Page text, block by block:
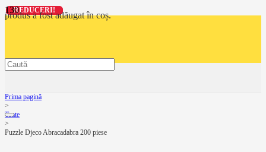
produsa fost adăugat în coș.
Prima pagină
>
Toate
>
Puzzle Djeco Abracadabra 200 piese
REDUCERI!
REDUCERI!
REDUCERI!
REDUCERI!